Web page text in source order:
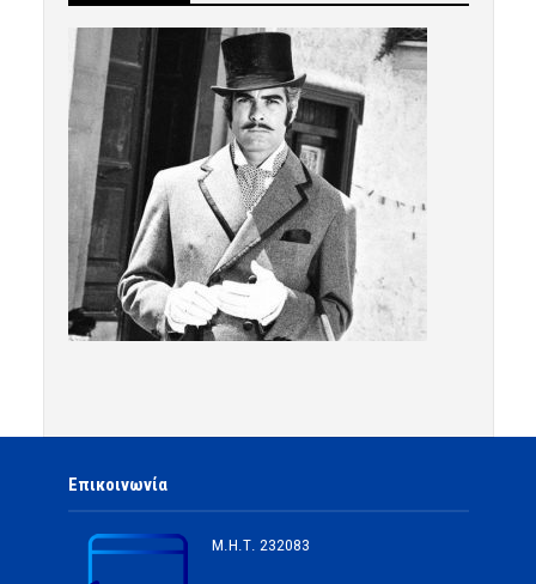
Επικοινωνία
Μ.Η.Τ. 232083